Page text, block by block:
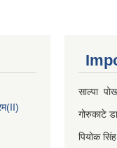
(II)
साल्पा
गोरुकाटे
पियोक